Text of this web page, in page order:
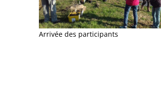
Arrivée des participants